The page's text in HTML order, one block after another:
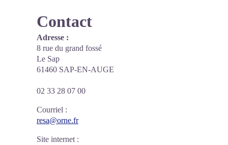
Contact
Adresse :
8 rue du grand fossé
Le Sap
61460 SAP-EN-AUGE
02 33 28 07 00
Courriel :
resa@orne.fr
Site internet :